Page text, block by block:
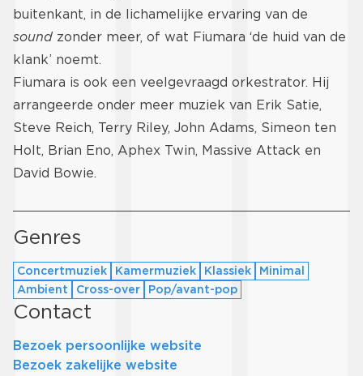
buitenkant, in de lichamelijke ervaring van de
sound zonder meer, of wat Fiumara ‘de huid van de
klank’ noemt.
Fiumara is ook een veelgevraagd orkestrator. Hij
arrangeerde onder meer muziek van Erik Satie,
Steve Reich, Terry Riley, John Adams, Simeon ten
Holt, Brian Eno, Aphex Twin, Massive Attack en
David Bowie.
Genres
Concertmuziek Kamermuziek Klassiek
Minimal
Ambient
Cross-over Pop/avant-pop
Contact
Bezoek persoonlijke website
Bezoek zakelijke website